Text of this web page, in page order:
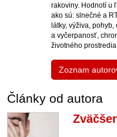
rakoviny. Hodnotí u
ako sú: slnečné a
látky, výživa,
a vyčerpanosť,
životného
Zoznam
Články od autora